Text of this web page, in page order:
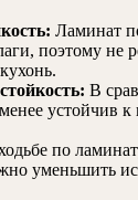
Ламинат
поэтому не
В
устойчив
по
уменьшить